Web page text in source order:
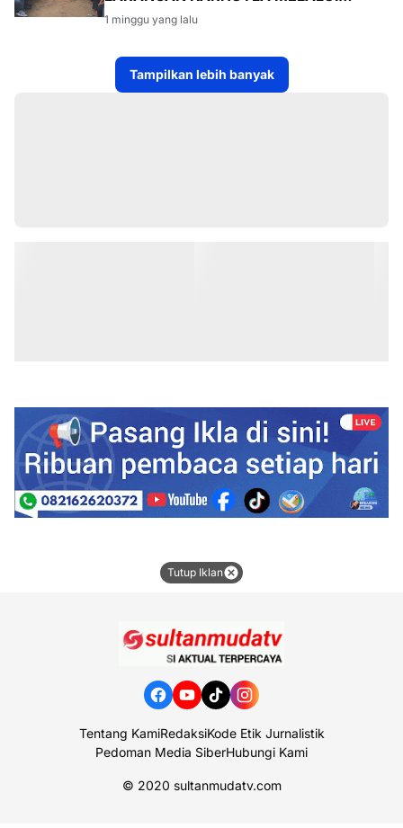
PROGRAM TSKD (TOURING SAMBANG
KE DESA-DESA
1 minggu yang lalu
Tampilkan lebih banyak
Tutup Iklan
Tentang KamiRedaksiKode Etik Jurnalistik
Pedoman Media SiberHubungi Kami
© 2020 sultanmudatv.com